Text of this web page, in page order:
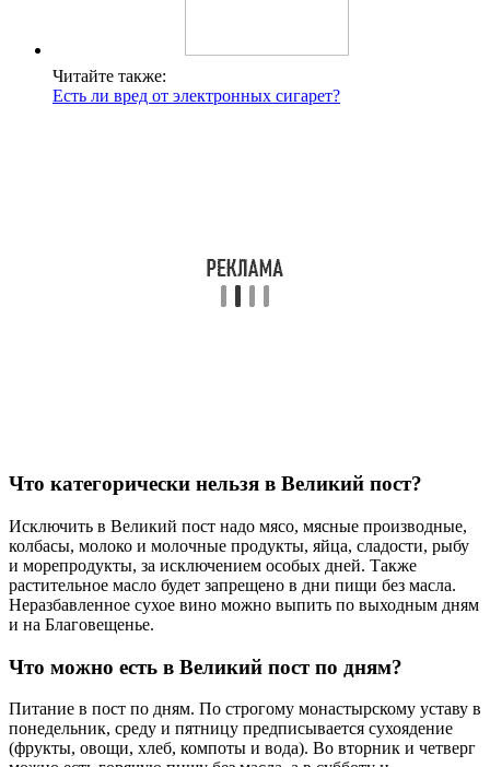
Читайте также:
Есть ли вред от электронных сигарет?
Что категорически нельзя в Великий пост?
Исключить в Великий пост надо мясо, мясные производные,
колбасы, молоко и молочные продукты, яйца, сладости, рыбу
и морепродукты, за исключением особых дней. Также
растительное масло будет запрещено в дни пищи без масла.
Неразбавленное сухое вино можно выпить по выходным дням
и на Благовещенье.
Что можно есть в Великий пост по дням?
Питание в пост по дням. По строгому монастырскому уставу в
понедельник, среду и пятницу предписывается сухоядение
(фрукты, овощи, хлеб, компоты и вода). Во вторник и четверг